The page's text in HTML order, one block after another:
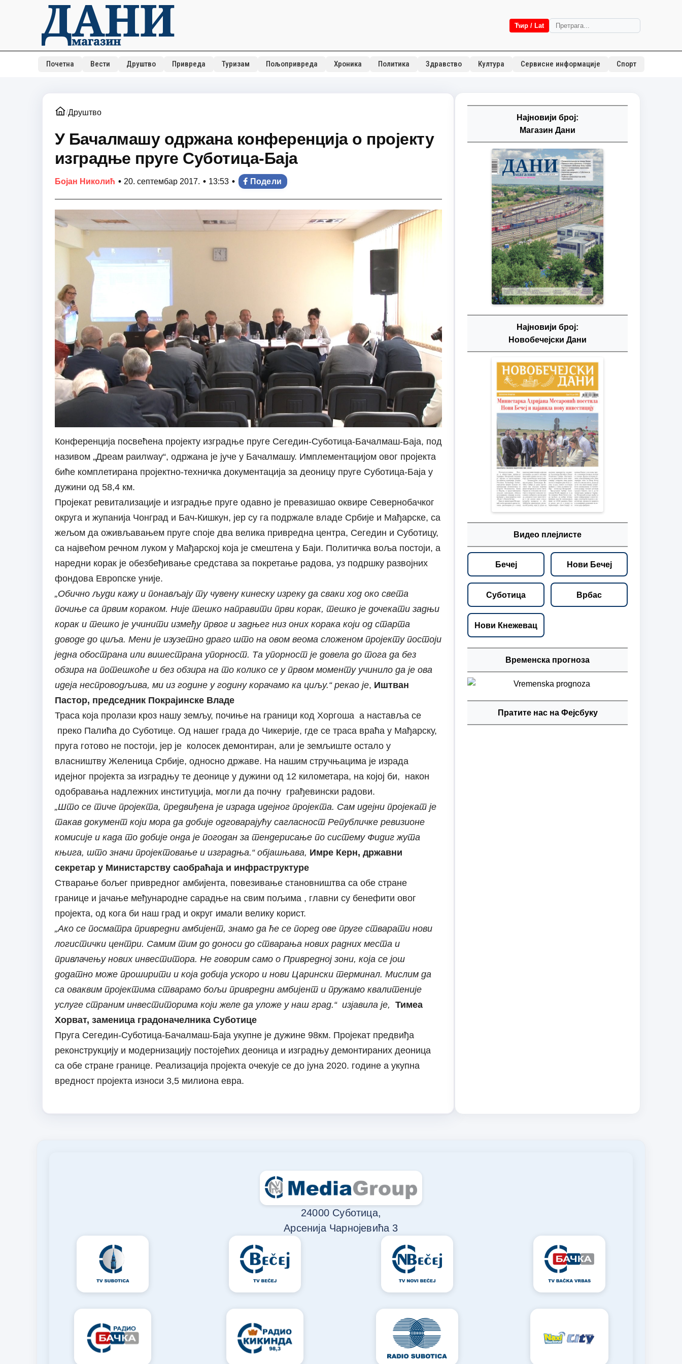
Ћир / Lat
Почетна Вести Друштво Привреда Туризам Пољопривреда Хроника Политика Здравство Култура Сервисне информације Спорт
/Друштво
У Бачалмашу одржана конференција о пројекту
изградње пруге Суботица-Баја
Бојан Николић • 20. септембар 2017. • 13:53 • Подели
Конференција посвећена пројекту изградње пруге Сегедин-Суботица-Бачалмаш-Баја, под
називом „Дреам раилwаy“, одржана је јуче у Бачалмашу. Имплементацијом овог пројекта
биће комплетирана пројектно-техничка документација за деоницу пруге Суботица-Баја у
дужини од 58,4 км.
Пројекат ревитализације и изградње пруге одавно је превазишао оквире Севернобачког
округа и жупанија Чонград и Бач-Кишкун, јер су га подржале владе Србије и Мађарске, са
жељом да оживљавањем пруге споје два велика привредна центра, Сегедин и Суботицу,
са највећом речном луком у Мађарској која је смештена у Баји. Политичка воља постоји, а
наредни корак је обезбеђивање средстава за покретање радова, уз подршку развојних
фондова Европске уније.
„Обично људи кажу и понављају ту чувену кинеску изреку да сваки ход око света
почиње са првим кораком. Није тешко направити први корак, тешко је дочекати задњи
корак и тешко је учинити између првог и задњег низ оних корака који од старта
доводе до циља. Мени је изузетно драго што на овом веома сложеном пројекту постоји
једна обострана или вишестрана упорност. Та упорност је довела до тога да без
обзира на потешкоће и без обзира на то колико се у првом моменту учинило да је ова
идеја неспроводљива, ми из године у годину корачамо ка циљу.“ рекао је, Иштван
Пастор, председник Покрајинске Владе
Траса која пролази кроз нашу земљу, почиње на граници код Хоргоша а наставља се
преко Палића до Суботице. Од нашег града до Чикерије, где се траса враћа у Мађарску,
пруга готово не постоји, јер је колосек демонтиран, али је земљиште остало у
власништву Желеница Србије, односно државе. На нашим стручњацима је израда
идејног пројекта за изградњу те деонице у дужини од 12 километара, на којој би, након
одобравања надлежних институција, могли да почну грађевински радови.
„Што се тиче пројекта, предвиђена је израда идејног пројекта. Сам идејни пројекат је
такав документ који мора да добије одговарајућу сагласност Републичке ревизионе
комисије и када то добије онда је погодан за тендерисање по систему Фидиг жута
књига, што значи пројектовање и изградња.“ објашњава, Имре Керн, државни
секретар у Министарству саобраћаја и инфраструктуре
Стварање бољег привредног амбијента, повезивање становништва са обе стране
границе и јачање међународне сарадње на свим пољима , главни су бенефити овог
пројекта, од кога би наш град и округ имали велику корист.
„Ако се посматра привредни амбијент, знамо да ће се поред ове пруге стварати нови
логистички центри. Самим тим до доноси до стварања нових радних места и
привлачењу нових инвеститора. Не говорим само о Привредној зони, која се још
додатно може проширити и која добија ускоро и нови Царински терминал. Мислим да
са оваквим пројектима стварамо бољи привредни амбијент и пружамо квалитеније
услуге страним инвеститорима који желе да уложе у наш град.“ изјавила је, Тимеа
Хорват, заменица градоначелника Суботице
Пруга Сегедин-Суботица-Бачалмаш-Баја укупне је дужине 98км. Пројекат предвиђа
реконструкцију и модернизацију постојећих деоница и изградњу демонтираних деоница
са обе стране границе. Реализација пројекта очекује се до јуна 2020. године а укупна
вредност пројекта износи 3,5 милиона евра.
Најновији број:
Магазин Дани
Најновији број:
Новобечејски Дани
Видео плејлисте
Бечеј Нови Бечеј
Суботица Врбас
Нови Кнежевац
Временска прогноза
Пратите нас на Фејсбуку
24000 Суботица,
Арсенија Чарнојевића 3